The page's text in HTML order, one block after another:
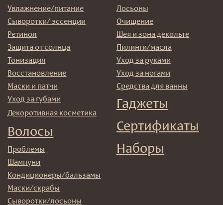
Реквизиты и контакты
Подписаться
E-mail
Отправляя адрес электронной почты вы соглашаетесь
с политикой в отношении обработки персональных
данных